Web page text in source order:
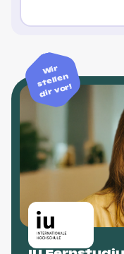
Wir
stellen
dir vor!